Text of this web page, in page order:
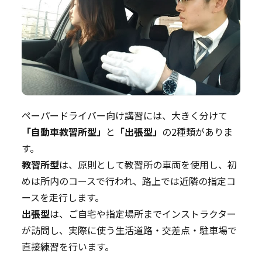
ペーパードライバー向け講習には、大きく分けて
「自動車教習所型」 と 「出張型」 の2種類がありま
す。
教習所型は、原則として教習所の車両を使用し、初
めは所内のコースで行われ、路上では近隣の指定コ
ースを走行します。
出張型は、ご自宅や指定場所までインストラクター
が訪問し、実際に使う生活道路・交差点・駐車場で
直接練習を行います。